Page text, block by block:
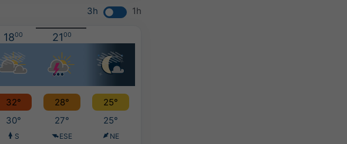
3h 1h
1800 2100
32° 28°
25°
30° 27° 25°
S ESE NE